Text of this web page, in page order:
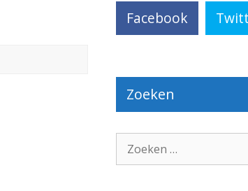
Facebook
Zoeken
naar: